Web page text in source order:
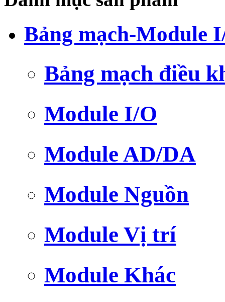
Bảng mạch-Module
Bảng mạch điều
Module I/O
Module AD/DA
Module Nguồn
Module Vị trí
Module Khác